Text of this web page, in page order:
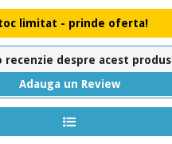
limitat - prinde oferta!
recenzie despre acest produs
Adauga un Review